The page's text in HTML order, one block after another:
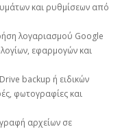
και ρυθμίσεων από
λογαριασμού Google
εφαρμογών και
backup ή ειδικών
φωτογραφίες και
αρχείων σε